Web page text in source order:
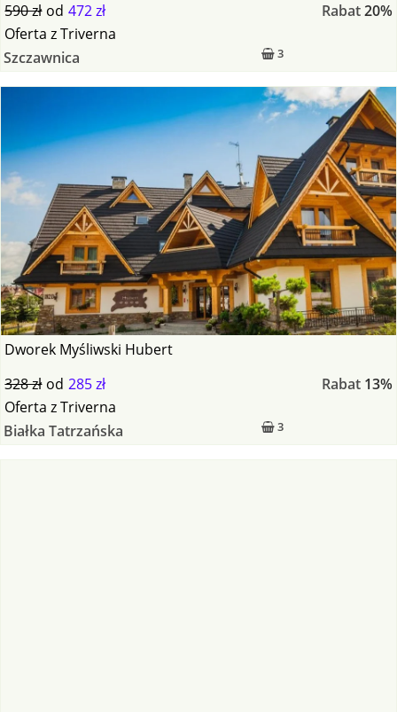
590 zł od 472 zł Rabat20%
3
Oferta zTriverna
Szczawnica
Dworek Myśliwski Hubert
328 zł od 285 zł Rabat 13%
3
Oferta zTriverna
Białka Tatrzańska